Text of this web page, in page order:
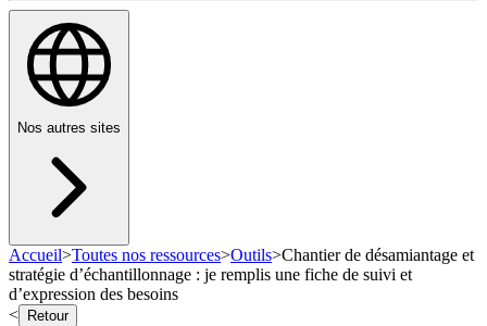
Nos autres sites
Accueil>Toutes nos ressources>Outils>Chantier de désamiantage et
stratégie d’échantillonnage : je remplis une fiche de suivi et
d’expression des besoins
<
Retour